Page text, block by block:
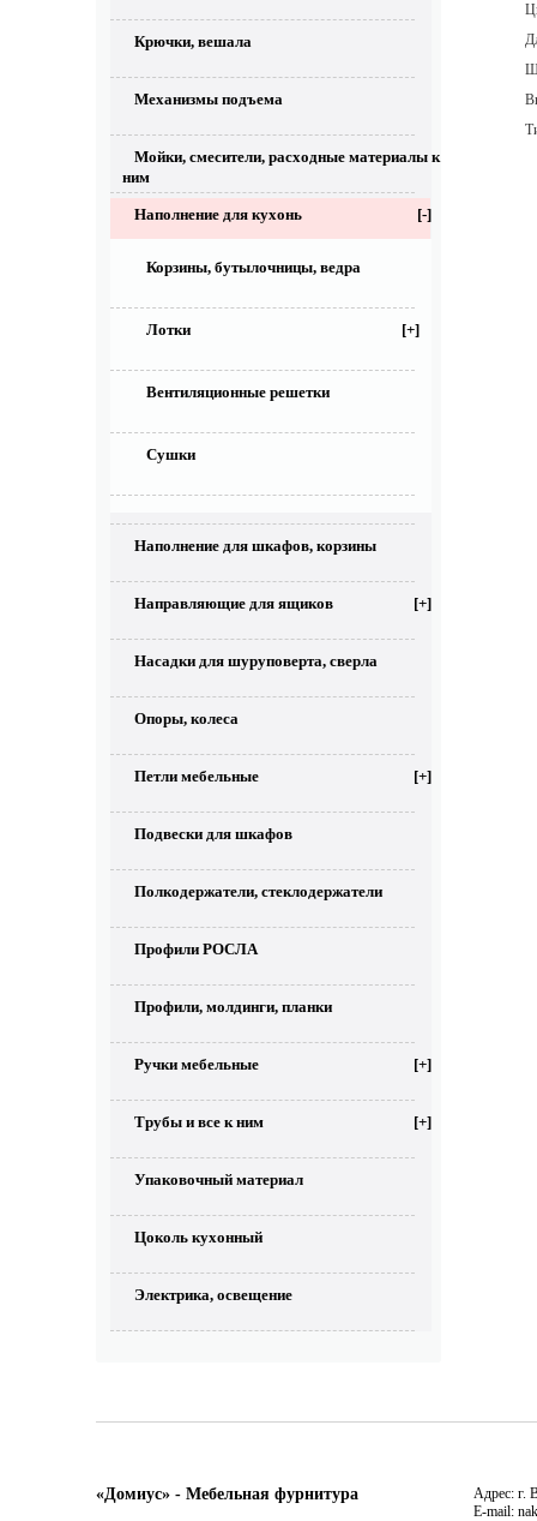
Крючки, вешала
Механизмы подъема
Мойки, смесители, расходные материалы к
ним
Наполнение для кухонь [-]
Корзины, бутылочницы, ведра
Лотки [+]
Вентиляционные решетки
Сушки
Наполнение для шкафов, корзины
Направляющие для ящиков [+]
Насадки для шуруповерта, сверла
Опоры, колеса
Петли мебельные [+]
Подвески для шкафов
Полкодержатели, стеклодержатели
Профили РОСЛА
Профили, молдинги, планки
Ручки мебельные [+]
Трубы и все к ним [+]
Упаковочный материал
Цоколь кухонный
Электрика, освещение
«Домиус» - Мебельная фурнитура
Адрес: г.
E-mail: